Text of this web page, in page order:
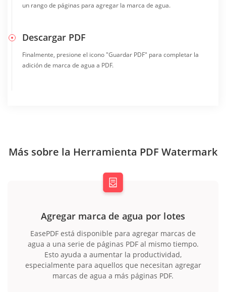
un rango de páginas para agregar la marca de agua.
Descargar PDF
Finalmente, presione el icono "Guardar PDF" para completar la
adición de marca de agua a PDF.
Más sobre la Herramienta PDF Watermark
Agregar marca de agua por lotes
EasePDF está disponible para agregar marcas de
agua a una serie de páginas PDF al mismo tiempo.
Esto ayuda a aumentar la productividad,
especialmente para aquellos que necesitan agregar
marcas de agua a más páginas PDF.